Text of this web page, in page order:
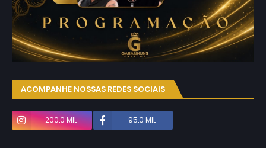
ACOMPANHE NOSSAS REDES SOCIAIS
200.0 MIL 95.0 MIL